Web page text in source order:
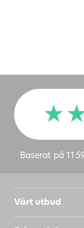
Baserat på 11
Vårt utbud